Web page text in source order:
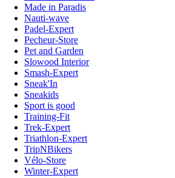
Made in Paradis
Nauti-wave
Padel-Expert
Pecheur-Store
Pet and Garden
Slowood Interior
Smash-Expert
Sneak'In
Sneakids
Sport is good
Training-Fit
Trek-Expert
Triathlon-Expert
TripNBikers
Vélo-Store
Winter-Expert